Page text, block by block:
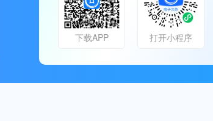
下载APP 打开小程序